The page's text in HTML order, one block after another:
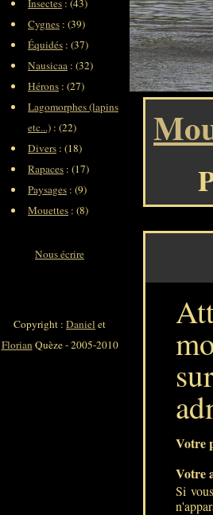
Votre
Votre
Si
Insectes : (43)
Cygnes : (39)
Équidés : (37)
Nausicaa : (32)
Hérons : (27)
Lagomorphes (lapins
etc...) : (22)
Divers : (18)
Rapaces : (17)
Paysages : (9)
Mouettes : (8)
Nous écrire
Copyright : Daniel et
FlorianQuèze - 2005-2010